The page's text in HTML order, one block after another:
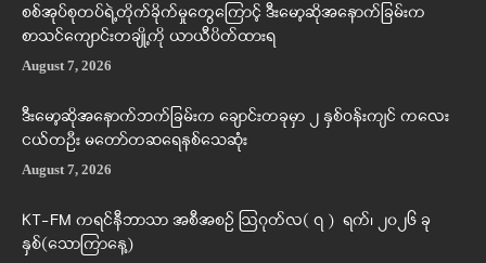
စစ်အုပ်စုတပ်ရဲ့တိုက်ခိုက်မှုတွေကြောင့် ဒီးမော့ဆိုအနောက်ခြမ်းက
စာသင်ကျောင်းတချို့ကို ယာယီပိတ်ထားရ
August 7, 2026
ဒီးမော့ဆိုအနောက်ဘက်ခြမ်းက ချောင်းတခုမှာ ၂ နှစ်ဝန်းကျင် ကလေး
ငယ်တဦး မတော်တဆရေနစ်သေဆုံး
August 7, 2026
KT-FM ကရင်နီဘာသာ အစီအစဉ် ဩဂုတ်လ( ၇ ) ရက်၊ ၂၀၂၆ ခု
နှစ်(သောကြာနေ့)